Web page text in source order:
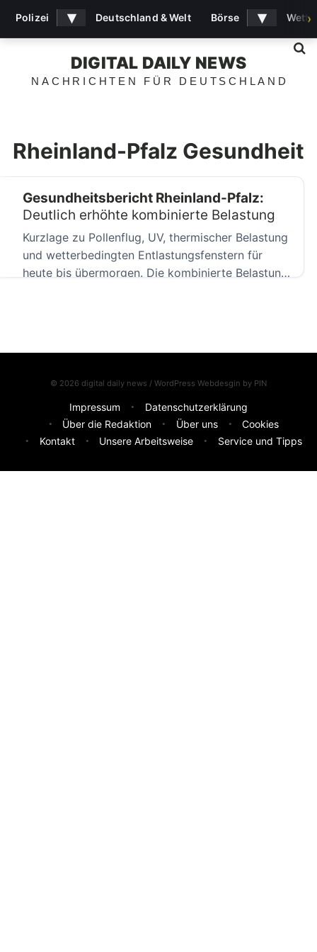
DIGITAL DAILY NEWS
NACHRICHTEN FÜR DEUTSCHLAND
Rheinland-Pfalz Gesundheit
Gesundheitsbericht Rheinland-Pfalz:
Deutlich erhöhte kombinierte Belastung
Kurzlage zu Pollenflug, UV, thermischer Belastung
und wetterbedingten Entlastungsfenstern für
heute bis übermorgen. Die kombinierte Belastung
© 2026 digital daily news / WordPress Webdesgin by PIN
Impressum
Datenschutzerklärung
Über die Redaktion
Über uns
Cookies
Kontakt
Unsere Arbeitsweise Service und Tipps
Polizei ▾ Deutschland & Welt Börse ▾ ›